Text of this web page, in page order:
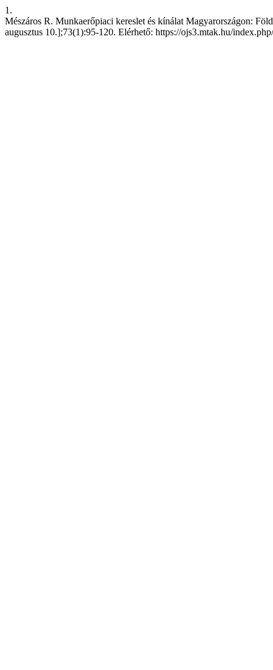
1.
Mészáros R. Munkaerőpiaci kereslet és kínálat Magyarországon:
augusztus 10.];73(1):95-120. Elérhető: https://ojs3.mtak.hu/